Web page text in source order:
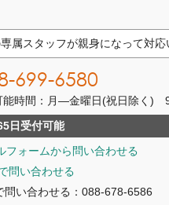
属スタッフが親身になって対応
699-6580
能時間：月―金曜日(祝日除く)
日受付可能
フォームから問い合わせる
問い合わせる
問い合わせる：088-678-6586